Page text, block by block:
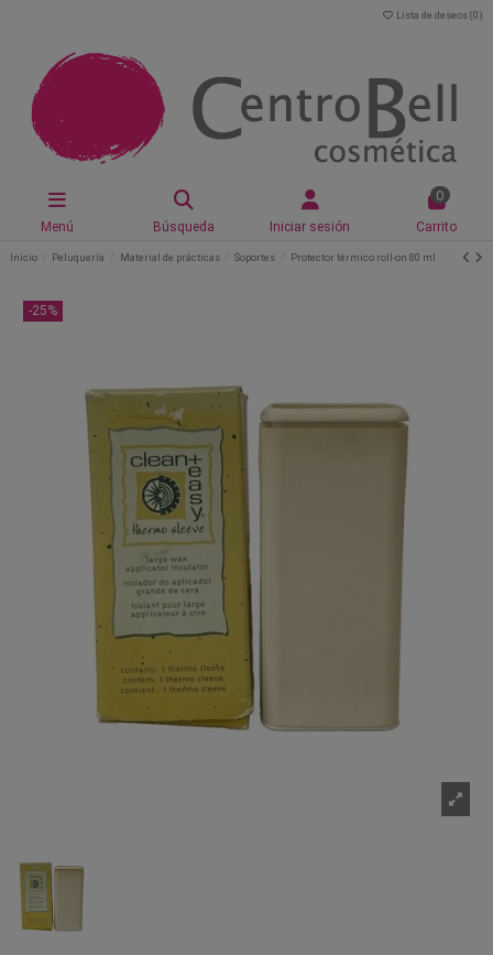
Lista de deseos (0 )
Menú Búsqueda Iniciar sesión
0
Carrito
Inicio Peluquería Material de prácticas Soportes Protector térmico roll-on 80 ml
-25%